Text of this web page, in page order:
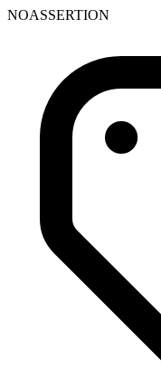
NOASSERTION